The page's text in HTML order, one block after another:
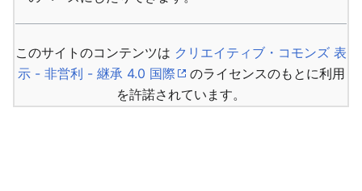
このサイトのコンテンツは クリエイティブ・コモンズ 表
示 - 非営利 - 継承 4.0 国際
のライセンスのもとに利用
を許諾されています。